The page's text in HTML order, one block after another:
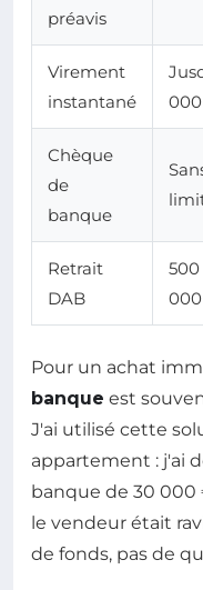
préavis
Virement
instantané
Chèque
de
banque
Retrait
DAB
500
Pour un achat
banque est
J'ai utilisé cette
appartement : j'ai
banque de 30 000
le vendeur était
de fonds, pas de